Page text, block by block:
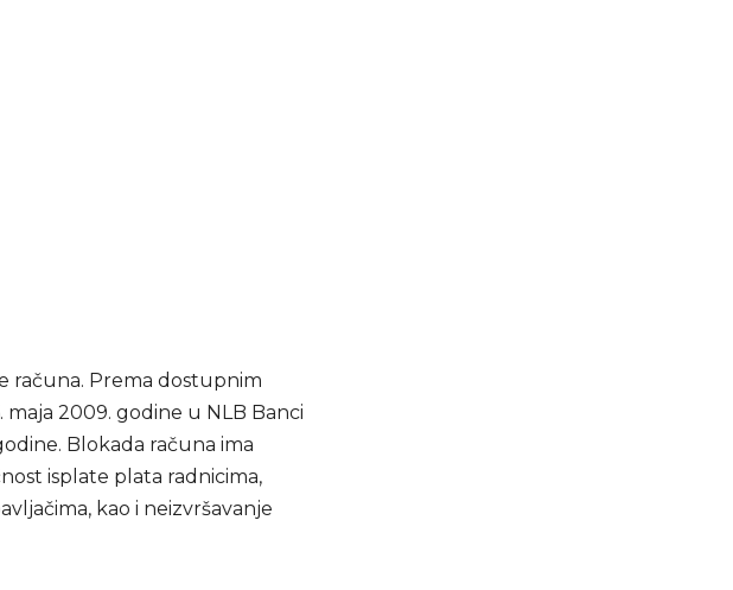
računa. Prema dostupnim
2009. godine u NLB Banci
Blokada računa ima
isplate plata radnicima,
kao i neizvršavanje